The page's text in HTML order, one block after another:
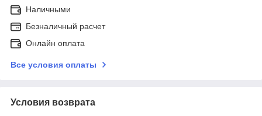
Наличными
Безналичный расчет
Онлайн оплата
Все условия оплаты
Условия возврата